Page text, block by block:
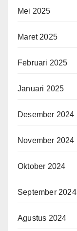
Mei 2025
Maret 2025
Februari 2025
Januari 2025
Desember 2024
November 2024
Oktober 2024
September 2024
Agustus 2024